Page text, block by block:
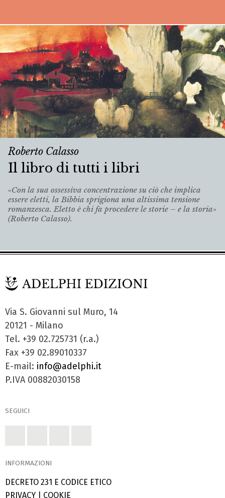
Roberto Calasso
Il libro di tutti i libri
«Con la sua ossessiva concentrazione su ciò che implica
essere eletti, la Bibbia sprigiona una altissima tensione
romanzesca. Eletto è chi fa procedere le storie – e la storia»
(Roberto Calasso).
Via S. Giovanni sul Muro, 14
20121 - Milano
Tel. +39 02.725731 (r.a.)
Fax +39 02.89010337
E-mail: info@adelphi.it
P.IVA 00882030158
SEGUICI
INFORMAZIONI
DECRETO 231 E CODICE ETICO
PRIVACY
COOKIE